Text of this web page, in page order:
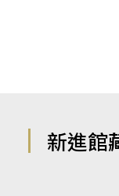
新進館